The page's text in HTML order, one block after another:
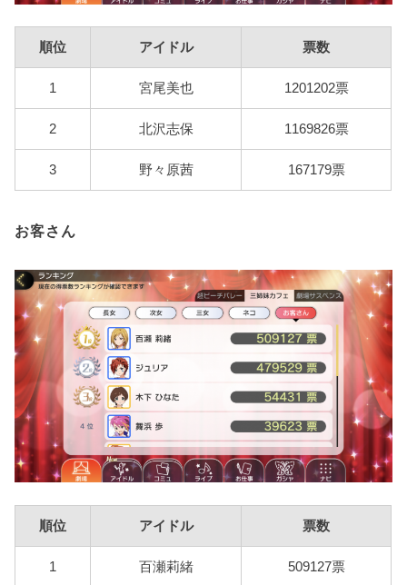
順位 アイドル 票数
1 宮尾美也 1201202票
2 北沢志保 1169826票
3 野々原茜 167179票
お客さん
順位 アイドル 票数
1 百瀬莉緒 509127票